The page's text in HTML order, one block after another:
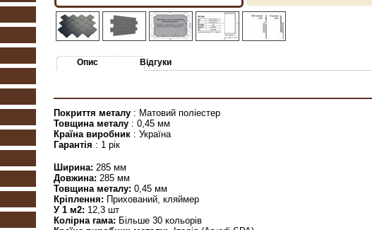
Опис Відгуки
Покриття металу : Матовий поліестер
Товщина металу : 0,45 мм
Країна виробник : Україна
Гарантія : 1 рік
Ширина: 285 мм
Довжина: 285 мм
Товщина металу: 0,45 мм
Кріплення: Прихований, кляймер
У 1 м2: 12,3 шт
Колірна гама: Більше 30 кольорів